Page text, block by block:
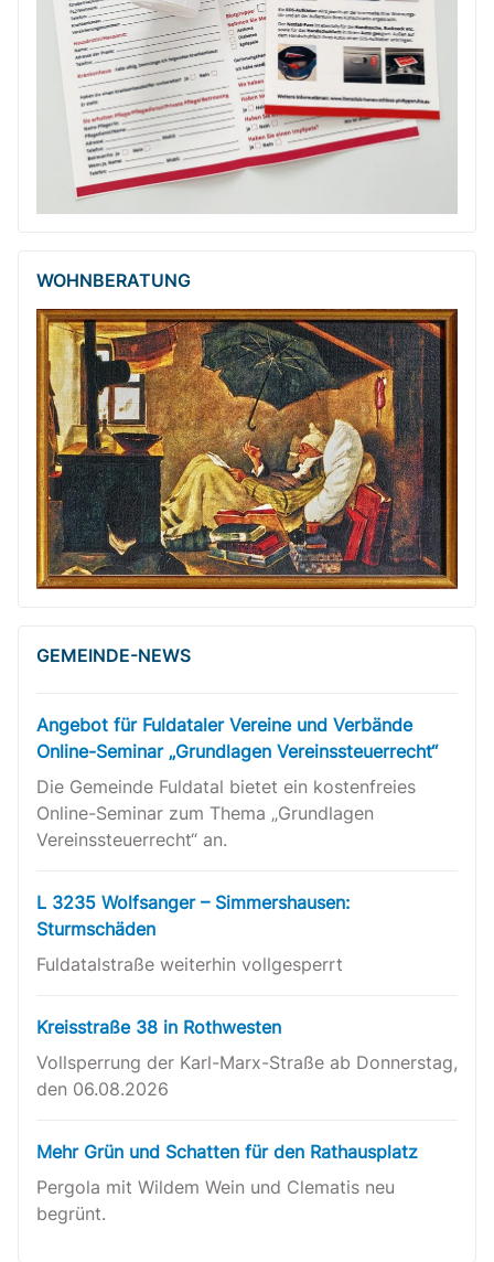
WOHNBERATUNG
GEMEINDE-NEWS
Angebot für Fuldataler Vereine und Verbände
Online-Seminar „Grundlagen Vereinssteuerrecht“
Die Gemeinde Fuldatal bietet ein kostenfreies
Online-Seminar zum Thema „Grundlagen
Vereinssteuerrecht“ an.
L 3235 Wolfsanger – Simmershausen:
Sturmschäden
Fuldatalstraße weiterhin vollgesperrt
Kreisstraße 38 in Rothwesten
Vollsperrung der Karl-Marx-Straße ab Donnerstag,
den 06.08.2026
Mehr Grün und Schatten für den Rathausplatz
Pergola mit Wildem Wein und Clematis neu
begrünt.